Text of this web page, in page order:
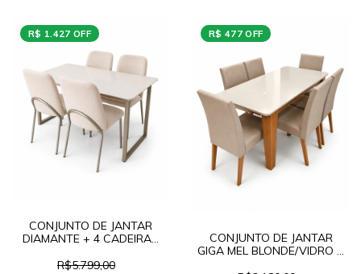
R$ 1.427 OFF
CONJUNTO DE JANTAR
DIAMANTE + 4 CADEIRAS
R$5.799,00
R$ 477 OFF
CONJUNTO DE JANTAR
GIGA MEL BLONDE/VIDRO +